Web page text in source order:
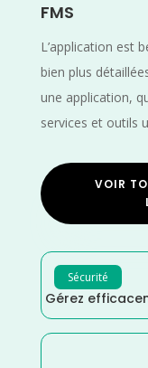
FMS
L’application est
bien plus
une application,
services et outils
VOIR
Sécurité
Gérez